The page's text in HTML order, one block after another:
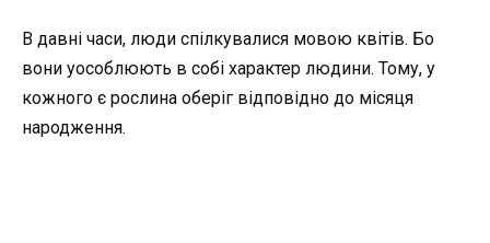
В давні часи, люди спілкувалися мовою квітів. Бо
вони уособлюють в собі характер людини. Тому, у
кожного є рослина оберіг відповідно до місяця
народження.